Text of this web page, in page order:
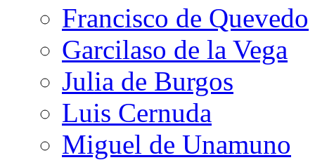
Francisco de Quevedo
Garcilaso de la Vega
Julia de Burgos
Luis Cernuda
Miguel de Unamuno